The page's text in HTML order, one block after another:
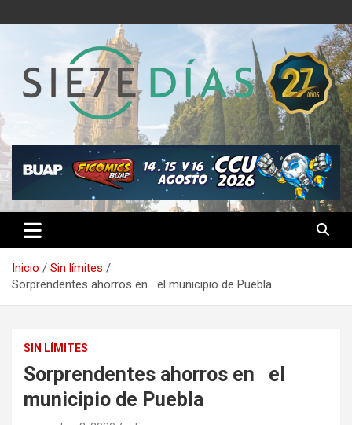
al
Semanario 7 Días
Inicio
Sin límites
Sorprendentes ahorros en el municipio de Puebla
SIN LÍMITES
Sorprendentes ahorros en el
municipio de Puebla